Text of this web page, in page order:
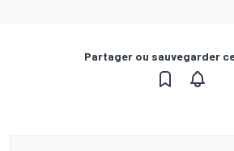
Partager ou sauvegarder